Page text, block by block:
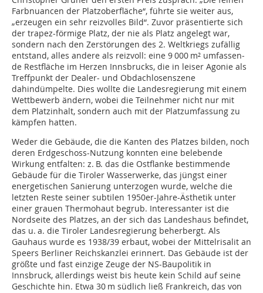
Farbnuancen der Platzoberfläche“, führte sie weiter aus,
„erzeugen ein sehr reizvolles Bild“. Zuvor präsentierte sich
der trapez-förmige Platz, der nie als Platz angelegt war,
sondern nach den Zerstörungen des 2. Weltkriegs zufällig
entstand, alles andere als reizvoll: eine 9 000 m² umfassen­
de Restfläche im Herzen Innsbrucks, die in leiser Agonie als
Treffpunkt der Dealer- und Obdachlosenszene
dahindümpelte. Dies wollte die Landesregierung mit einem
Wettbewerb ändern, wobei die Teilnehmer nicht nur mit
dem Platzinhalt, sondern auch mit der Platzumfassung zu
kämpfen hatten.
Weder die Gebäude, die die Kanten des Platzes bilden, noch
deren Erdgeschoss-Nutzung konnten eine belebende
Wirkung entfalten: z. B. das die Ostflanke bestimmende
Gebäude für die Tiroler Wasserwerke, das jüngst einer
energetischen Sanierung unterzogen wurde, welche die
letzten Reste seiner subtilen 1950er-Jahre-Ästhetik unter
einer grauen Thermohaut begrub. Interessanter ist die
Nordseite des Platzes, an der sich das Landeshaus befindet,
das u. a. die Tiroler Landesregierung beherbergt. Als
Gauhaus wurde es 1938/39 erbaut, ­wobei der Mittelrisalit an
Speers Berliner Reichskanzlei erinnert. Das Gebäude ist der
größte und fast einzige Zeuge der NS-Bau­­politik in
Innsbruck, allerdings weist bis heute kein Schild auf seine
Geschichte hin. Etwa 30 m südlich ließ Frankreich, das von